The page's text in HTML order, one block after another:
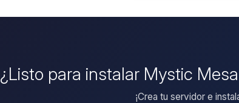
¿Listo para instalar Mystic
¡Crea tu servidor e